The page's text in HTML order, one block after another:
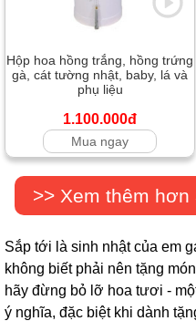
Hộp hoa hồng trắng, hồng trứng
gà, cát tường nhật, baby, lá và
phụ liệu
1.100.000đ
Mua ngay
>> Xem thêm
Sắp tới là sinh nhật của em
không biết phải nên tặng
hãy đừng bỏ lỡ hoa tươi -
ý nghĩa, đặc biệt khi dành